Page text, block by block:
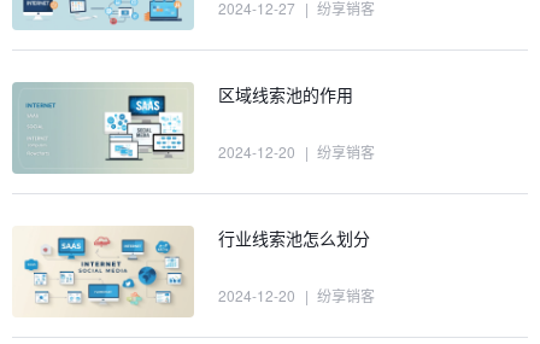
2024-12-27 | 纷享销客
区域线索池的作用
2024-12-20 | 纷享销客
行业线索池怎么划分
2024-12-20 | 纷享销客